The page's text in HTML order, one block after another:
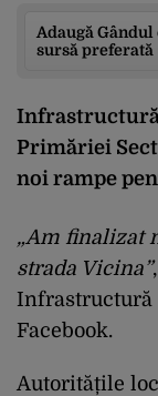
Adaugă Gândul
sursă preferată
Infrastructură
Primăriei
noi rampe
„Am finalizat
strada Vicina”
Infrastructură
Facebook.
Autoritățile